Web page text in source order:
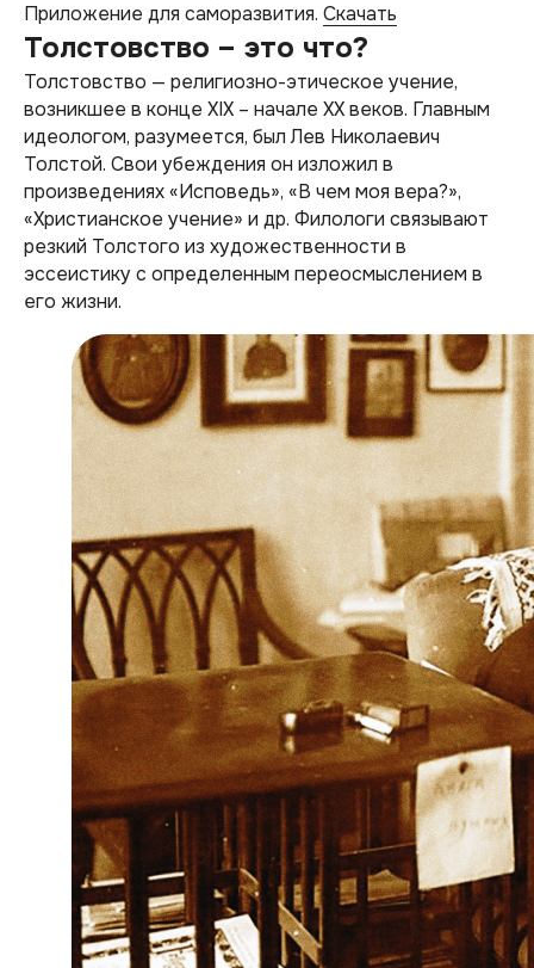
Приложение для саморазвития. Скачать
Толстовство – это что?
Толстовство — религиозно-этическое учение,
возникшее в конце XIX – начале ХХ веков. Главным
идеологом, разумеется, был Лев Николаевич
Толстой. Свои убеждения он изложил в
произведениях «Исповедь», «В чем моя вера?»,
«Христианское учение» и др. Филологи связывают
резкий Толстого из художественности в
эссеистику с определенным переосмыслением в
его жизни.